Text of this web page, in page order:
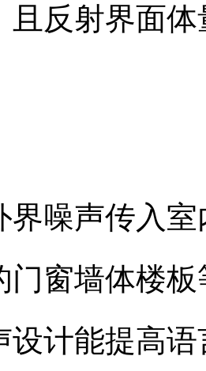
且反射界面体
界噪声传入
门窗墙体楼
设计能提高